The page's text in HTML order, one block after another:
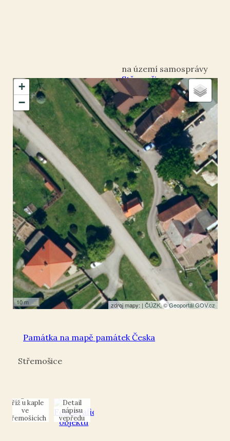
+
−
10 m zdroj mapy: | ČÚZK, ©Geoportál GOV.cz
Střemošice
okres Chrudim
Střemošice
49.891706, 16.071827
Kříž
Památka na mapě památek Česka
Střemošice
Kříž u kaple
ve
Střemošicích
Detail
nápisu
vepředu